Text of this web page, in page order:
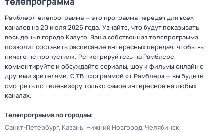
Рамблер/телепрограмма — это программа передач для всех
каналов на 20 июля 2026 года. Узнайте, что будут показывать
весь день в городе Калуге. Ваша собственная телепрограмма
позволит составить расписание интересных передач, чтобы вы
ничего не пропустили. Регистрируйтесь на Рамблере,
комментируйте и обсуждайте сериалы, шоу и фильмы онлайн с
другими зрителями. С ТВ программой от Рамблера — вы будете
смотреть по телевизору только самое интересное на любых
каналах.
Телепрограмма по городам:
Санкт-Петербург Казань Нижний Новгород Челябинск